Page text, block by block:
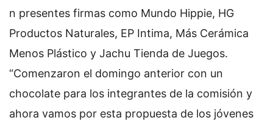
n presentes firmas como Mundo Hippie, HG
Productos Naturales, EP Intima, Más Cerámica
Menos Plástico y Jachu Tienda de Juegos.
“Comenzaron el domingo anterior con un
chocolate para los integrantes de la comisión y
ahora vamos por esta propuesta de los jóvenes